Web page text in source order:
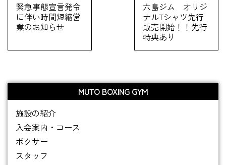
緊急事態宣言発令
に伴い時間短縮営
業のお知らせ
六島ジム オリジ
ナルTシャツ先行
販売開始！！先行
特典あり
MUTO BOXING GYM
施設の紹介
入会案内・コース
ボクサー
スタッフ